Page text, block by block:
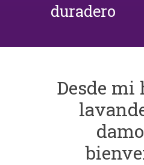
duradero
Desde mi